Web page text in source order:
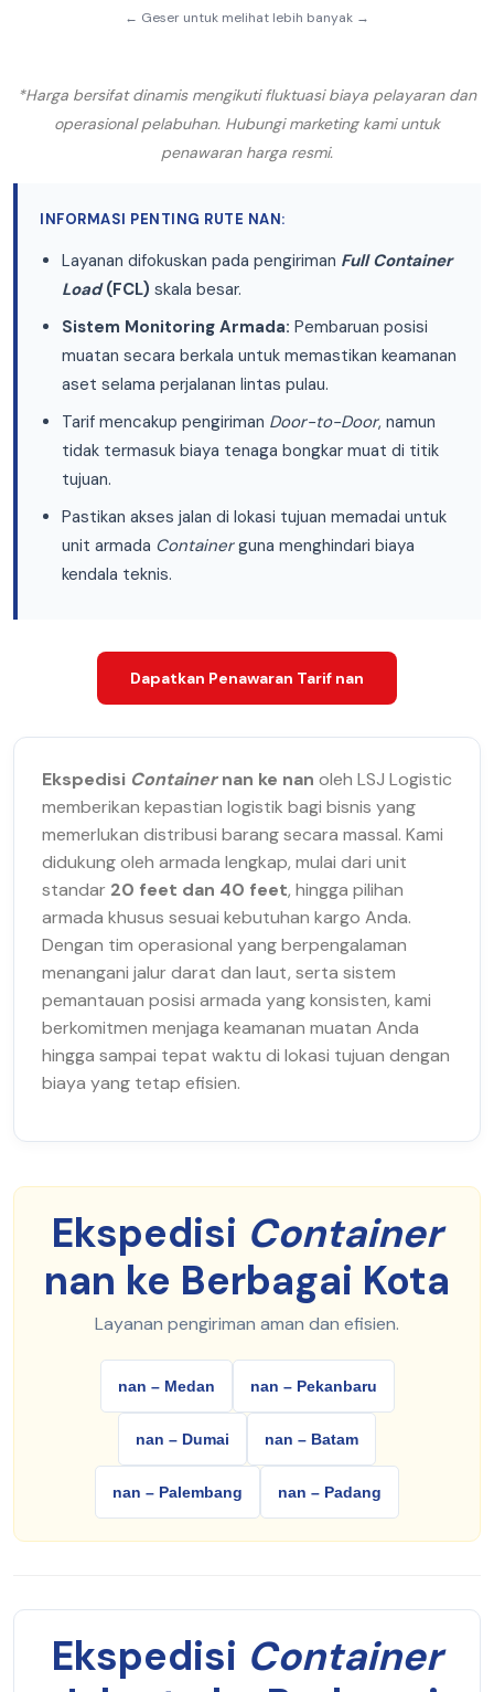
← Geser untuk melihat lebih banyak →
*Harga bersifat dinamis mengikuti fluktuasi biaya pelayaran dan
operasional pelabuhan. Hubungi marketing kami untuk
penawaran harga resmi.
INFORMASI PENTING RUTE NAN:
Layanan difokuskan pada pengiriman Full Container
Load(FCL) skala besar.
Sistem Monitoring Armada: Pembaruan posisi
muatan secara berkala untuk memastikan keamanan
aset selama perjalanan lintas pulau.
Tarif mencakup pengiriman Door-to-Door, namun
tidak termasuk biaya tenaga bongkar muat di titik
tujuan.
Pastikan akses jalan di lokasi tujuan memadai untuk
unit armada Containerguna menghindari biaya
kendala teknis.
Dapatkan Penawaran Tarif nan
Ekspedisi Containernan ke nan oleh LSJ Logistic
memberikan kepastian logistik bagi bisnis yang
memerlukan distribusi barang secara massal. Kami
didukung oleh armada lengkap, mulai dari unit
standar 20 feet dan 40 feet, hingga pilihan
armada khusus sesuai kebutuhan kargo Anda.
Dengan tim operasional yang berpengalaman
menangani jalur darat dan laut, serta sistem
pemantauan posisi armada yang konsisten, kami
berkomitmen menjaga keamanan muatan Anda
hingga sampai tepat waktu di lokasi tujuan dengan
biaya yang tetap efisien.
Ekspedisi Container
nan ke Berbagai Kota
Layanan pengiriman aman dan efisien.
nan – Medan nan – Pekanbaru
nan – Dumai nan – Batam
nan – Palembang nan – Padang
Ekspedisi Container